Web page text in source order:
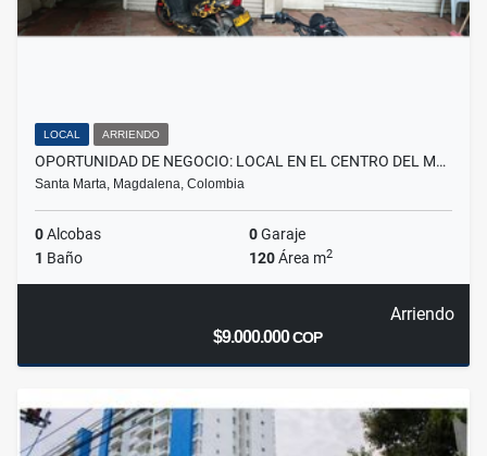
LOCAL ARRIENDO
OPORTUNIDAD DE NEGOCIO: LOCAL EN EL CENTRO DEL M…
Santa Marta, Magdalena, Colombia
0Alcobas 0Garaje
1 Baño 120Área m2
Arriendo
$9.000.000COP